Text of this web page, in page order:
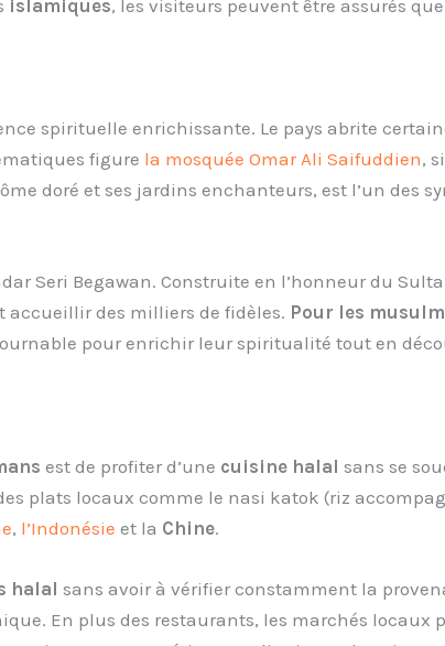
islamiques, les visiteurs peuvent être assurés
spirituelle enrichissante. Le pays abrite
figure la mosquée Omar Ali Saifuddien,
doré et ses jardins enchanteurs, est l’un des
Seri Begawan. Construite en l’honneur du
accueillir des milliers de fidèles. Pour les
pour enrichir leur spiritualité tout en
est de profiter d’une cuisine halal sans se
plats locaux comme le nasi katok (riz
, l’Indonésieet la Chine.
halal sans avoir à vérifier constamment la
En plus des restaurants, les marchés locaux